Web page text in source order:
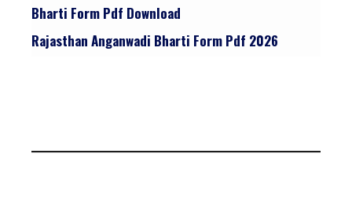
Bharti Form Pdf Download
Rajasthan Anganwadi Bharti Form Pdf 2026